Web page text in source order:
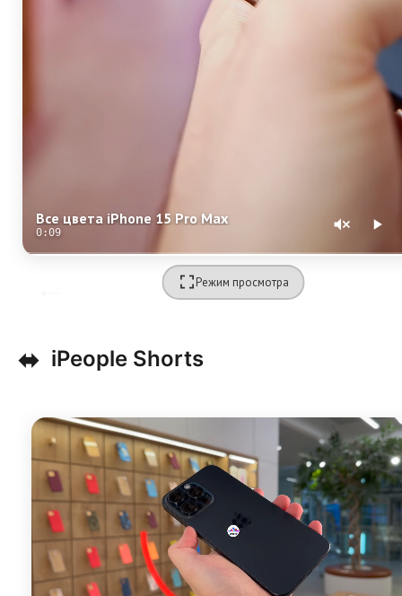
Все цвета iPhone 15 Pro Max
0:09
Режим просмотра
⬌ iPeople Shorts